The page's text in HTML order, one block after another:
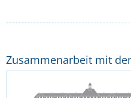
Zusammenarbeit mit